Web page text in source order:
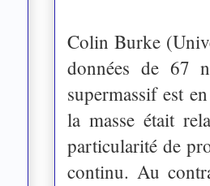
Colin Burke
données de 67
supermassif est
la masse était
particularité de
continu. Au